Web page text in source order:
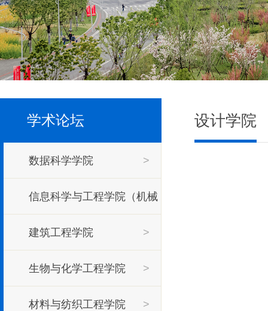
学术论坛
数据科学学院 >
信息科学与工程学院（机械
工程学院） >
建筑工程学院 >
生物与化学工程学院 >
材料与纺织工程学院 >
设计学院